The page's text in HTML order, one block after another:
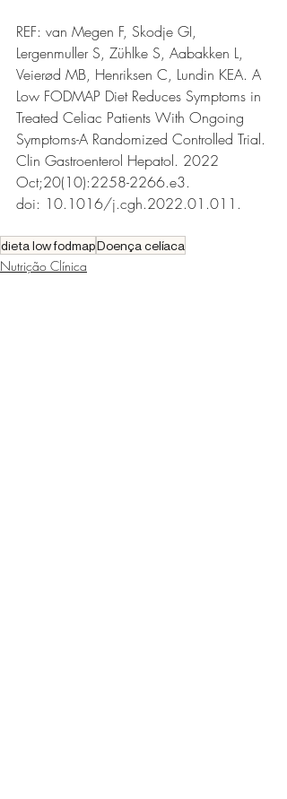
REF: van Megen F, Skodje GI,
Lergenmuller S, Zühlke S, Aabakken L,
Veierød MB, Henriksen C, Lundin KEA. A
Low FODMAP Diet Reduces Symptoms in
Treated Celiac Patients With Ongoing
Symptoms-A Randomized Controlled Trial.
Clin Gastroenterol Hepatol. 2022
Oct;20(10):2258-2266.e3.
doi: 10.1016/j.cgh.2022.01.011.
dieta low fodmapDoença celíaca
Nutrição Clínica